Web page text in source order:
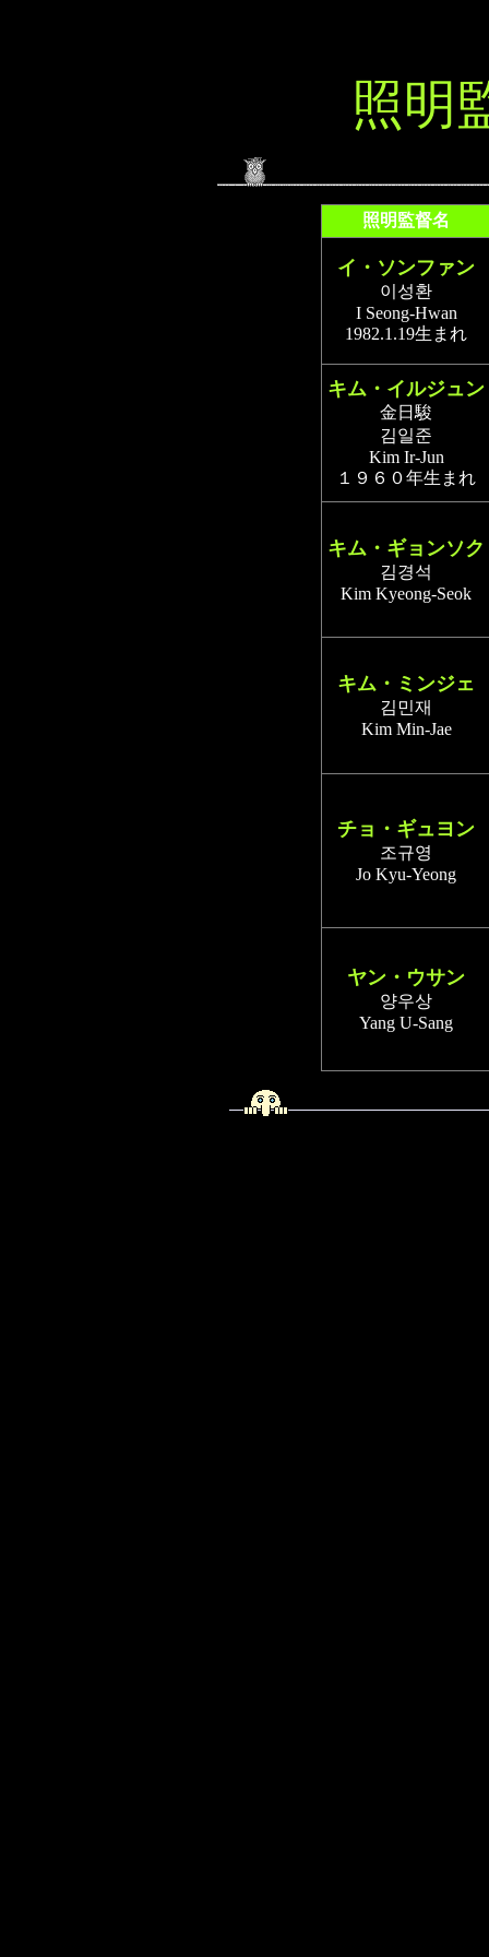
照明
照明監督名
イ・ソンファン
이성환
I Seong-Hwan
1982.1.19生まれ
キム・イルジュン
金日駿
김일준
Kim Ir-Jun
１９６０年生まれ
キム・ギョンソク
김경석
Kim Kyeong-Seok
キム・ミンジェ
김민재
Kim Min-Jae
チョ・ギュヨン
조규영
Jo Kyu-Yeong
ヤン・ウサン
양우상
Yang U-Sang